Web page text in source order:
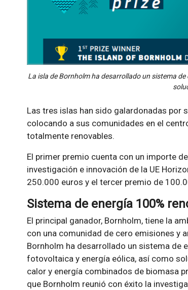
La isla de Bornholm ha desarrollado un sistema
Las tres islas han sido galardonadas por
colocando a sus comunidades en el
totalmente renovables.
El primer premio cuenta con un importe
investigación e innovación de la UE
250.000 euros y el tercer premio de
Sistema de energía 100%
El principal ganador, Bornholm, tiene la
con una comunidad de cero emisiones y
Bornholm ha desarrollado un sistema de
fotovoltaica y energía eólica, así como
calor y energía combinados de biomasa
que Bornholm reunió con éxito la